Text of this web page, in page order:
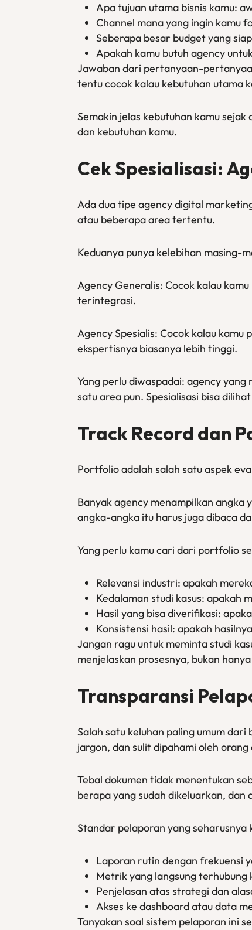
Apa tujuan utama bisnis kamu:
Channel mana yang ingin kamu
Seberapa besar budget yang
Apakah kamu butuh agency
Jawaban dari pertanyaan-
tentu cocok kalau kebutuhan utama
Semakin jelas kebutuhan kamu
dan kebutuhan kamu.
Cek Spesialisasi:
Ada dua tipe agency digital
atau beberapa area tertentu.
Keduanya punya kelebihan masing-
Agency Generalis: Cocok kalau
terintegrasi.
Agency Spesialis: Cocok kalau kamu
ekspertisnya biasanya lebih tinggi.
Yang perlu diwaspadai: agency
satu area pun. Spesialisasi bisa
Track Record dan
Portfolio adalah salah satu aspek
Banyak agency menampilkan
angka-angka itu harus juga dibaca
Yang perlu kamu cari dari portfolio
Relevansi industri: apakah
Kedalaman studi kasus: apakah
Hasil yang bisa diverifikasi:
Konsistensi hasil: apakah
Jangan ragu untuk meminta studi
menjelaskan prosesnya, bukan
Transparansi
Salah satu keluhan paling umum
jargon, dan sulit dipahami oleh orang
Tebal dokumen tidak menentukan
berapa yang sudah dikeluarkan, dan
Standar pelaporan yang seharusnya
Laporan rutin dengan frekuensi
Metrik yang langsung terhubung
Penjelasan atas strategi dan
Akses ke dashboard atau data
Tanyakan soal sistem pelaporan ini